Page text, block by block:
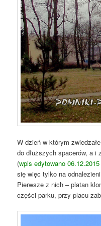
W dzień w którym
do dłuższych spacerów, a i
(wpis edytowano 06.12.2015
się więc tylko na
Pierwsze z nich – platan
części parku, przy placu